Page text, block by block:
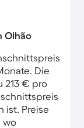
Olhão
Die
213 € pro
ist. Preise
wo